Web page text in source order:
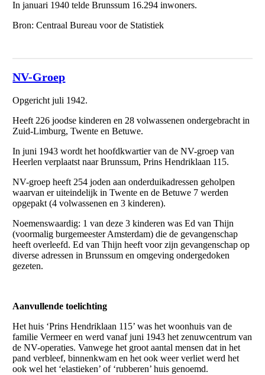
In januari 1940 telde Brunssum 16.294 inwoners.
Bron: Centraal Bureau voor de Statistiek
NV-Groep
Opgericht juli 1942.
Heeft 226 joodse kinderen en 28 volwassenen ondergebracht in
Zuid-Limburg, Twente en Betuwe.
In juni 1943 wordt het hoofdkwartier van de NV-groep van
Heerlen verplaatst naar Brunssum, Prins Hendriklaan 115.
NV-groep heeft 254 joden aan onderduikadressen geholpen
waarvan er uiteindelijk in Twente en de Betuwe 7 werden
opgepakt (4 volwassenen en 3 kinderen).
Noemenswaardig: 1 van deze 3 kinderen was Ed van Thijn
(voormalig burgemeester Amsterdam) die de gevangenschap
heeft overleefd. Ed van Thijn heeft voor zijn gevangenschap op
diverse adressen in Brunssum en omgeving ondergedoken
gezeten.
Aanvullende toelichting
Het huis ‘Prins Hendriklaan 115’ was het woonhuis van de
familie Vermeer en werd vanaf juni 1943 het zenuwcentrum van
de NV-operaties. Vanwege het groot aantal mensen dat in het
pand verbleef, binnenkwam en het ook weer verliet werd het
ook wel het ‘elastieken’ of ‘rubberen’ huis genoemd.